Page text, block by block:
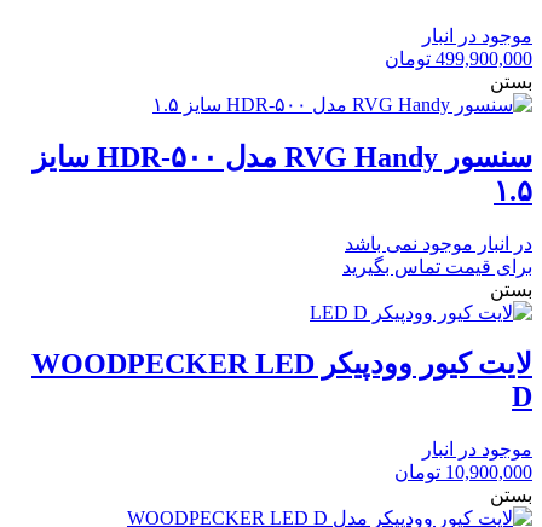
موجود در انبار
499,900,000 تومان
بستن
سنسور RVG Handy مدل HDR-۵۰۰ سایز
۱.۵
در انبار موجود نمی باشد
برای قیمت تماس بگیرید
بستن
لایت کیور وودپیکر WOODPECKER LED
D
موجود در انبار
10,900,000 تومان
بستن